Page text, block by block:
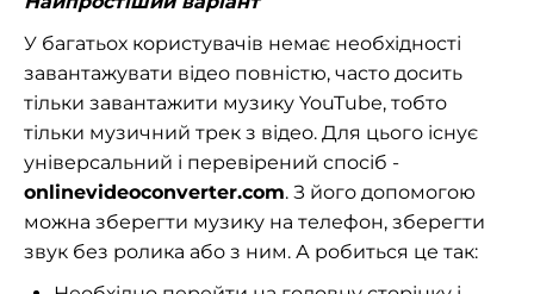
У багатьох користувачів немає необхідності
завантажувати відео повністю, часто досить
тільки завантажити музику YouTube, тобто
тільки музичний трек з відео. Для цього існує
універсальний і перевірений спосіб -
onlinevideoconverter.com. З його допомогою
можна зберегти музику на телефон, зберегти
звук без ролика або з ним. А робиться це так: